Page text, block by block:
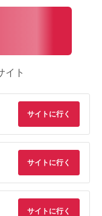
イト
サイトに行く
サイトに行く
サイトに行く